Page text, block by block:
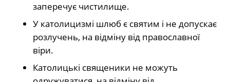
заперечує чистилище.
У католицизмі шлюб є святим і не допускає
розлучень, на відміну від православної
віри.
Католицькі священики не можуть